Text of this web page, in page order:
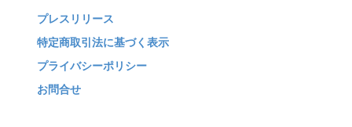
プレスリリース
特定商取引法に基づく表示
プライバシーポリシー
お問合せ